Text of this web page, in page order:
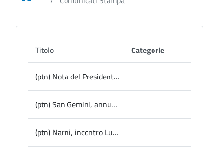
Titolo Categorie
(ptn) Nota del Presidente Bandecchi sull’indagine in corso
(ptn) San Gemini, annunciati dal Comune lavori per oltre 111mila euro per la manutenzione di strade, aree pubbliche e arredi urbani
(ptn) Narni, incontro Lucarelli-Adisu sul progetto di studentato